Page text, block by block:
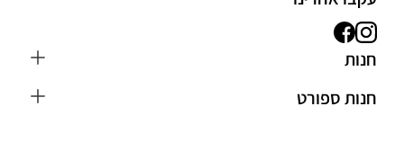
חנות
חנות ספורט